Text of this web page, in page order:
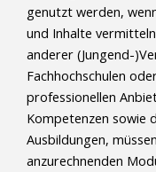
genutzt werden,
und Inhalte
anderer (Jungend-
Fachhochschulen
professionellen
Kompetenzen sowie
Ausbildungen,
anzurechnenden